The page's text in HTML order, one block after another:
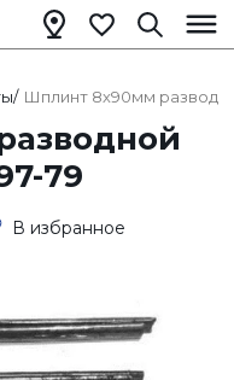
/ Шплинт 8х90мм
79
В избранное